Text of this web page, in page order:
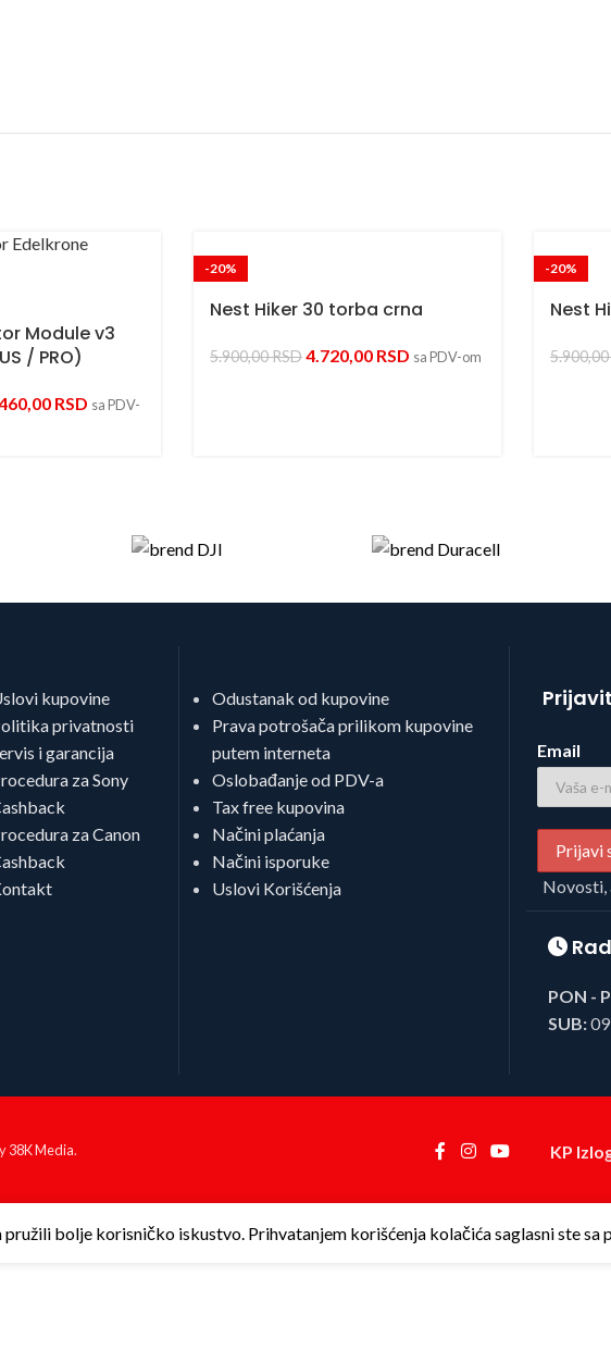
Module v3
/ PRO)
RSD sa PDV-
-20%
Nest Hiker 30 torba crna
5.900,00RSD4.720,00 RSD sa PDV-om
-20%
Nest
5.900,00
kupovine
privatnosti
i garancija
za Sony
za Canon
Odustanak od kupovine
Prava potrošača prilikom kupovine
putem interneta
Oslobađanje od PDV-a
Tax free kupovina
Načini plaćanja
Načini isporuke
Uslovi Korišćenja
Email
Novosti,
PON -
SUB:
38K Media. KP
bolje korisničko iskustvo. Prihvatanjem korišćenja kolačića saglasni ste